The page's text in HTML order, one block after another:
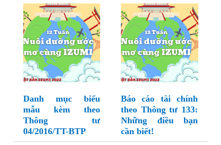
Danh mục biểu
mẫu kèm theo
Thông tư
04/2016/TT-BTP
Báo cáo tài chính
theo Thông tư 133:
Những điều bạn
cần biết!